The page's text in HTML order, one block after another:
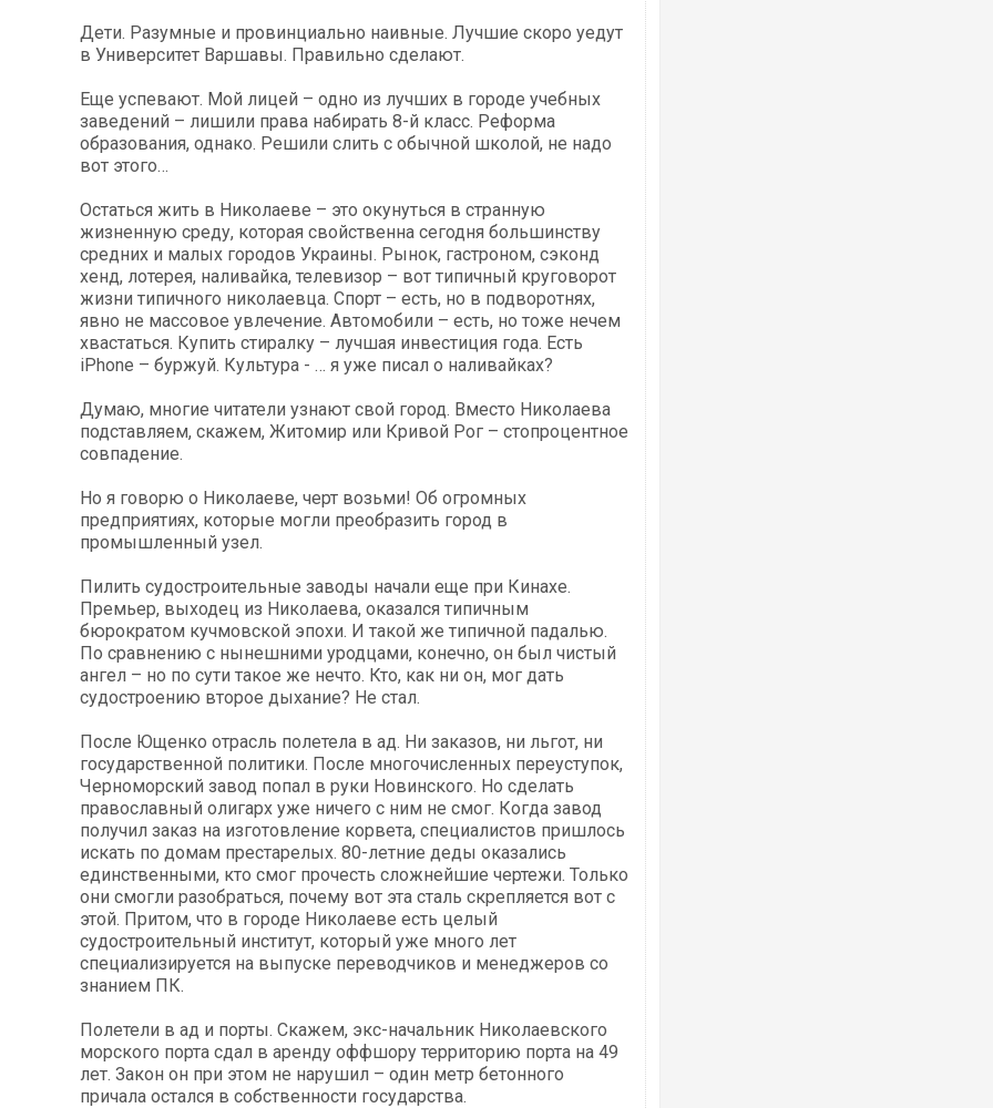
Дети. Разумные и провинциально наивные. Лучшие скоро уедут
в Университет Варшавы. Правильно сделают.
Еще успевают. Мой лицей – одно из лучших в городе учебных
заведений – лишили права набирать 8-й класс. Реформа
образования, однако. Решили слить с обычной школой, не надо
вот этого…
Остаться жить в Николаеве – это окунуться в странную
жизненную среду, которая свойственна сегодня большинству
средних и малых городов Украины. Рынок, гастроном, сэконд
хенд, лотерея, наливайка, телевизор – вот типичный круговорот
жизни типичного николаевца. Спорт – есть, но в подворотнях,
явно не массовое увлечение. Автомобили – есть, но тоже нечем
хвастаться. Купить стиралку – лучшая инвестиция года. Есть
iPhone – буржуй. Культура - … я уже писал о наливайках?
Думаю, многие читатели узнают свой город. Вместо Николаева
подставляем, скажем, Житомир или Кривой Рог – стопроцентное
совпадение.
Но я говорю о Николаеве, черт возьми! Об огромных
предприятиях, которые могли преобразить город в
промышленный узел.
Пилить судостроительные заводы начали еще при Кинахе.
Премьер, выходец из Николаева, оказался типичным
бюрократом кучмовской эпохи. И такой же типичной падалью.
По сравнению с нынешними уродцами, конечно, он был чистый
ангел – но по сути такое же нечто. Кто, как ни он, мог дать
судостроению второе дыхание? Не стал.
После Ющенко отрасль полетела в ад. Ни заказов, ни льгот, ни
государственной политики. После многочисленных переуступок,
Черноморский завод попал в руки Новинского. Но сделать
православный олигарх уже ничего с ним не смог. Когда завод
получил заказ на изготовление корвета, специалистов пришлось
искать по домам престарелых. 80-летние деды оказались
единственными, кто смог прочесть сложнейшие чертежи. Только
они смогли разобраться, почему вот эта сталь скрепляется вот с
этой. Притом, что в городе Николаеве есть целый
судостроительный институт, который уже много лет
специализируется на выпуске переводчиков и менеджеров со
знанием ПК.
Полетели в ад и порты. Скажем, экс-начальник Николаевского
морского порта сдал в аренду оффшору территорию порта на 49
лет. Закон он при этом не нарушил – один метр бетонного
причала остался в собственности государства.